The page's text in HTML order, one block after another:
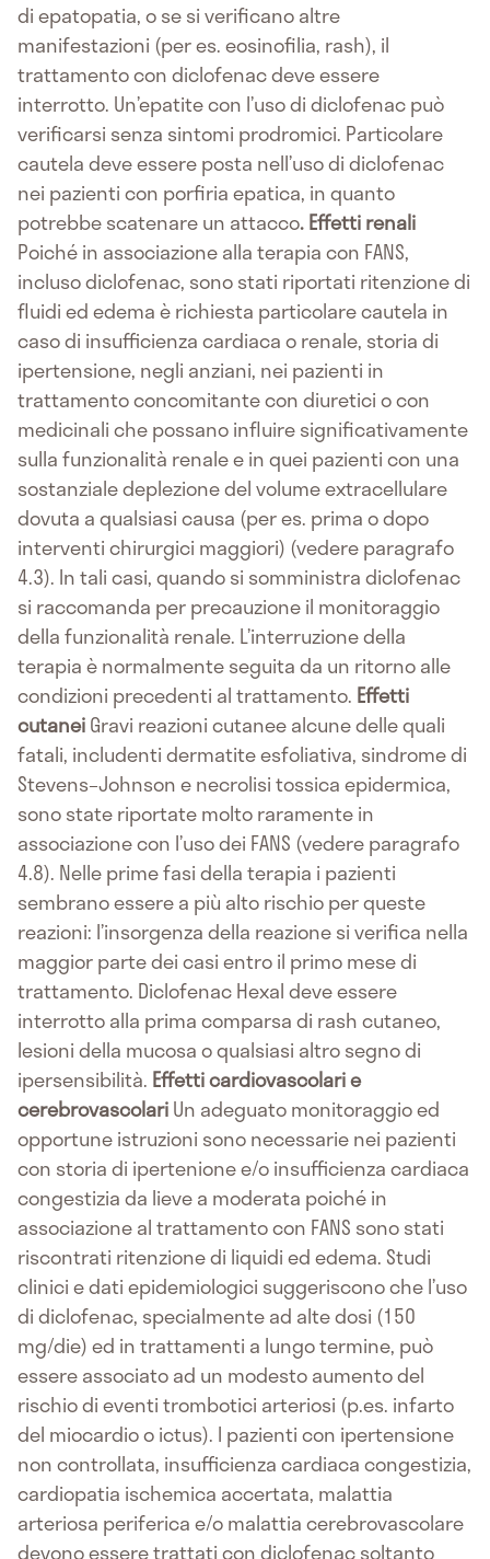
di epatopatia, o se si verificano altre
manifestazioni (per es. eosinofilia, rash), il
trattamento con diclofenac deve essere
interrotto. Un’epatite con l’uso di diclofenac può
verificarsi senza sintomi prodromici. Particolare
cautela deve essere posta nell’uso di diclofenac
nei pazienti con porfiria epatica, in quanto
potrebbe scatenare un attacco.Effetti renali
Poiché in associazione alla terapia con FANS,
incluso diclofenac, sono stati riportati ritenzione di
fluidi ed edema è richiesta particolare cautela in
caso di insufficienza cardiaca o renale, storia di
ipertensione, negli anziani, nei pazienti in
trattamento concomitante con diuretici o con
medicinali che possano influire significativamente
sulla funzionalità renale e in quei pazienti con una
sostanziale deplezione del volume extracellulare
dovuta a qualsiasi causa (per es. prima o dopo
interventi chirurgici maggiori) (vedere paragrafo
4.3). In tali casi, quando si somministra diclofenac
si raccomanda per precauzione il monitoraggio
della funzionalità renale. L’interruzione della
terapia è normalmente seguita da un ritorno alle
condizioni precedenti al trattamento. Effetti
cutaneiGravi reazioni cutanee alcune delle quali
fatali, includenti dermatite esfoliativa, sindrome di
Stevens–Johnson e necrolisi tossica epidermica,
sono state riportate molto raramente in
associazione con l’uso dei FANS (vedere paragrafo
4.8). Nelle prime fasi della terapia i pazienti
sembrano essere a più alto rischio per queste
reazioni: l’insorgenza della reazione si verifica nella
maggior parte dei casi entro il primo mese di
trattamento. Diclofenac Hexal deve essere
interrotto alla prima comparsa di rash cutaneo,
lesioni della mucosa o qualsiasi altro segno di
ipersensibilità. Effetti cardiovascolari e
cerebrovascolariUn adeguato monitoraggio ed
opportune istruzioni sono necessarie nei pazienti
con storia di ipertenione e/o insufficienza cardiaca
congestizia da lieve a moderata poiché in
associazione al trattamento con FANS sono stati
riscontrati ritenzione di liquidi ed edema. Studi
clinici e dati epidemiologici suggeriscono che l’uso
di diclofenac, specialmente ad alte dosi (150
mg/die) ed in trattamenti a lungo termine, può
essere associato ad un modesto aumento del
rischio di eventi trombotici arteriosi (p.es. infarto
del miocardio o ictus). I pazienti con ipertensione
non controllata, insufficienza cardiaca congestizia,
cardiopatia ischemica accertata, malattia
arteriosa periferica e/o malattia cerebrovascolare
devono essere trattati con diclofenac soltanto